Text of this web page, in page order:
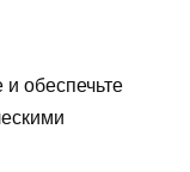
обеспечьте